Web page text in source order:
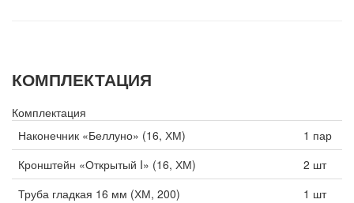
КОМПЛЕКТАЦИЯ
Комплектация
Наконечник «Беллуно» (16, ХМ)
1 пар
Кронштейн «Открытый I» (16, ХМ)
2 шт
Труба гладкая 16 мм (ХМ, 200)
1 шт